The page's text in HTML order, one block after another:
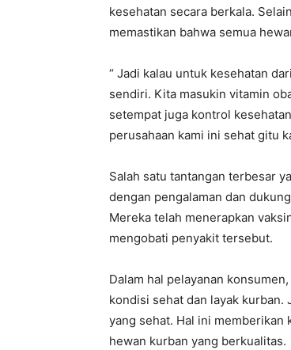
kesehatan secara berkala.
memastikan bahwa semua
“ Jadi kalau untuk kesehatan
sendiri. Kita masukin vitamin
setempat juga kontrol
perusahaan kami ini sehat gitu
Salah satu tantangan terbesar
dengan pengalaman dan
Mereka telah menerapkan
mengobati penyakit tersebut.
Dalam hal pelayanan
kondisi sehat dan layak kurban.
yang sehat. Hal ini memberikan
hewan kurban yang berkualitas.